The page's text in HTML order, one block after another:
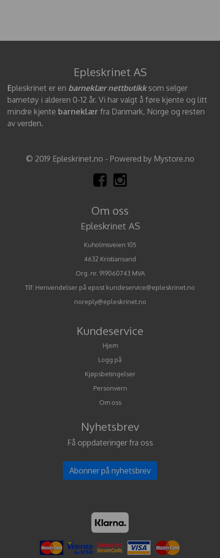
Epleskrinet AS
Epleskrinet er en barneklær nettbutikksom selger
barnetøy i alderen 0-12 år. Vi har valgt å føre kjente og litt
mindre kjente barneklær fra Danmark, Norge og resten
av verden.
© 2019 Epleskrinet.no - Powered by Mystore.no
Om oss
Epleskrinet AS
Kuholmsveien 105
4632 Kristiansand
Org. nr. 919060743 MVA
Tlf: Henvendelser på epost kundeservice@epleskrinet.no
noreply@epleskrinet.no
Kundeservice
Hjem
Logg på
Kjøpsbetingelser
Personvern
Om oss
Nyhetsbrev
Få oppdateringer fra oss
Abonner på nyhetsbrev